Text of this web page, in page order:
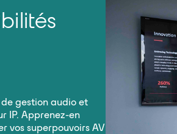
gestion audio et
IP. Apprenez-en
vos superpouvoirs AV